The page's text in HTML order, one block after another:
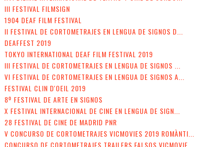
III FESTIVAL FILMSIGN
1904 DEAF FILM FESTIVAL
II FESTIVAL DE CORTOMETRAJES EN LENGUA DE SIGNOS D...
DEAFFEST 2019
TOKYO INTERNATIONAL DEAF FILM FESTIVAL 2019
III FESTIVAL DE CORTOMETRAJES EN LENGUA DE SIGNOS ...
VI FESTIVAL DE CORTOMETRAJES EN LENGUA DE SIGNOS A...
FESTIVAL CLIN D'OEIL 2019
8º FESTIVAL DE ARTE EN SIGNOS
X FESTIVAL INTERNACIONAL DE CINE EN LENGUA DE SIGN...
28 FESTIVAL DE CINE DE MADRID PNR
V CONCURSO DE CORTOMETRAJES VICMOVIES 2019 ROMÀNTI...
CONCURSO DE CORTOMETRAJES TRAILERS FALSOS VICMOVIE...